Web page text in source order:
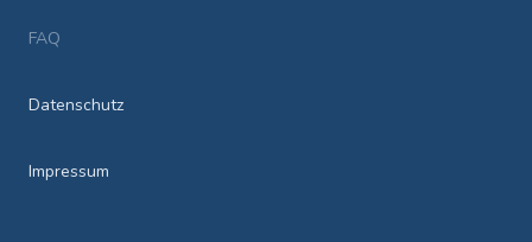
FAQ
Datenschutz
Impressum